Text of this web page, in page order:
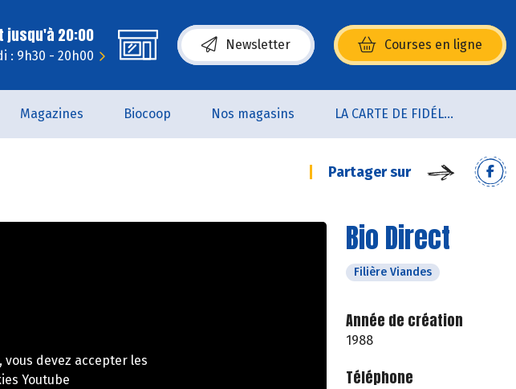
jusqu'à 20:00
: 9h30 - 20h00
Newsletter Courses en ligne
(s’ouvre dans une nouvelle fenêtre)
Magazines Biocoop Nos magasins LA CARTE DE FIDÉLITÉ
Partager sur
Bio Direct
Filière Viandes
Année de création
1988
Téléphone
vous devez accepter les
Youtube